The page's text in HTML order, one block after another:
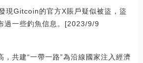
現Gitcoin的官方X賬戶疑似被盜，盜
過一些釣魚信息。[2023/9/9
，共建“一帶一路”為沿線國家注入經濟